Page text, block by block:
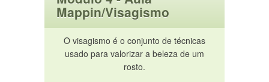
Mappin/Visagismo
O visagismo é o conjunto de técnicas
usado para valorizar a beleza de um
rosto.